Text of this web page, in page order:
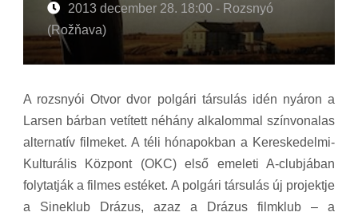
2013 december 28. 18:00 - Rozsnyó
(Rožňava)
A rozsnyói Otvor dvor polgári társulás idén nyáron a
Larsen bárban vetített néhány alkalommal színvonalas
alternatív filmeket. A téli hónapokban a Kereskedelmi-
Kulturális Központ (OKC) első emeleti A-clubjában
folytatják a filmes estéket. A polgári társulás új projektje
a Sineklub Drázus, azaz a Drázus filmklub – a